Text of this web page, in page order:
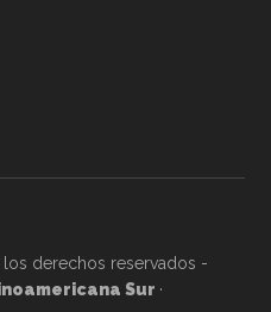
derechos reservados -
Sur ·